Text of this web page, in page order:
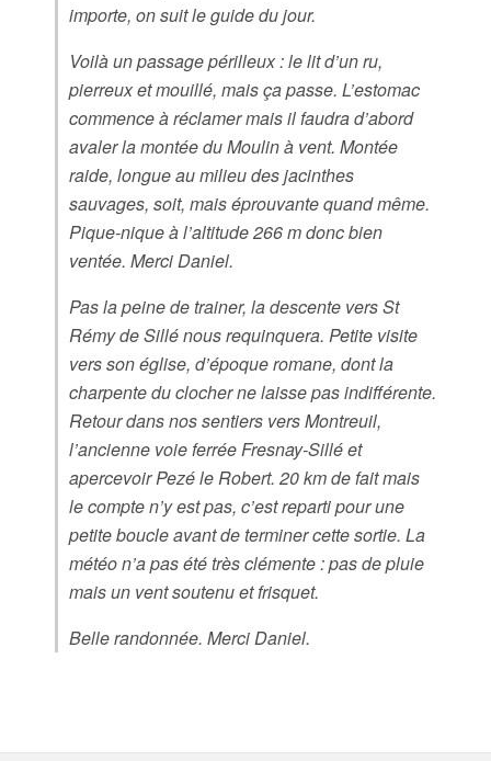
importe, on suit le guide du jour.
Voilà un passage périlleux : le lit d’un ru,
pierreux et mouillé, mais ça passe. L’estomac
commence à réclamer mais il faudra d’abord
avaler la montée du Moulin à vent. Montée
raide, longue au milieu des jacinthes
sauvages, soit, mais éprouvante quand même.
Pique-nique à l’altitude 266 m donc bien
ventée. Merci Daniel.
Pas la peine de trainer, la descente vers St
Rémy de Sillé nous requinquera. Petite visite
vers son église, d’époque romane, dont la
charpente du clocher ne laisse pas indifférente.
Retour dans nos sentiers vers Montreuil,
l’ancienne voie ferrée Fresnay-Sillé et
apercevoir Pezé le Robert. 20 km de fait mais
le compte n’y est pas, c’est reparti pour une
petite boucle avant de terminer cette sortie. La
météo n’a pas été très clémente : pas de pluie
mais un vent soutenu et frisquet.
Belle randonnée. Merci Daniel.